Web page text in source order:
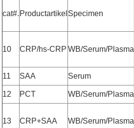
cat#. Productartikel Specimen
10 CRP/hs-CRP WB/Serum/Plasma
11 SAA Serum
12 PCT WB/Serum/Plasma
13 CRP+SAA WB/Serum/Plasma